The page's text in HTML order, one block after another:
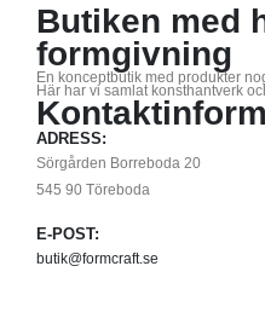
Butiken med
formgivning
En konceptbutik med produkter
Här har vi samlat konsthantverk
ADRESS:
Sörgården Borreboda 20
545 90 Töreboda
E-POST:
butik@formcraft.se